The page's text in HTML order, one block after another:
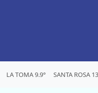
LA TOMA 9.9° SANTA ROSA